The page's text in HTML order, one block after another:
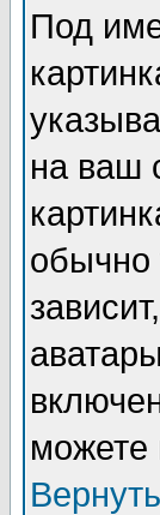
Под
на ваш
обычно
можете